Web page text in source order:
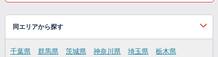
同エリアから探す
千葉県 群馬県 茨城県 神奈川県 埼玉県
栃木県